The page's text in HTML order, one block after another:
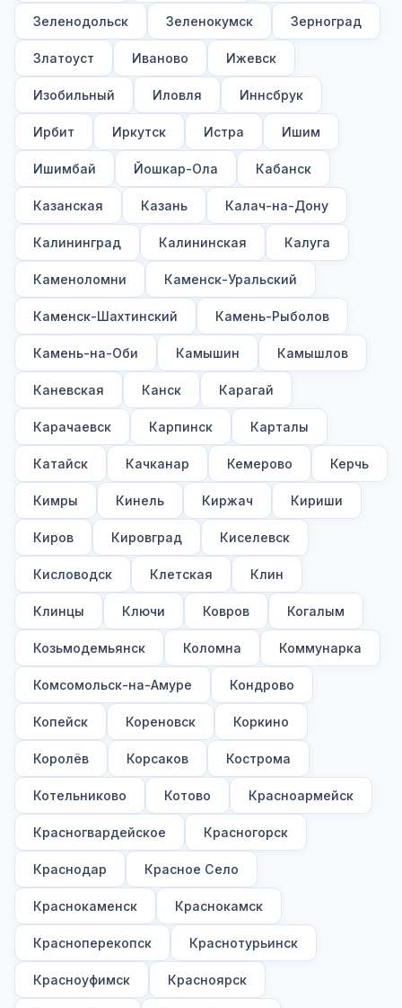
Зеленодольск Зеленокумск Зерноград
Златоуст Иваново Ижевск
Изобильный Иловля Иннсбрук
Ирбит Иркутск Истра Ишим
Ишимбай Йошкар-Ола Кабанск
Казанская Казань Калач-на-Дону
Калининград Калининская Калуга
Каменоломни Каменск-Уральский
Каменск-Шахтинский Камень-Рыболов
Камень-на-Оби Камышин Камышлов
Каневская Канск Карагай
Карачаевск Карпинск Карталы
Катайск Качканар Кемерово Керчь
Кимры Кинель Киржач Кириши
Киров Кировград Киселевск
Кисловодск Клетская Клин
Клинцы Ключи Ковров Когалым
Козьмодемьянск Коломна Коммунарка
Комсомольск-на-Амуре Кондрово
Копейск Кореновск Коркино
Королёв Корсаков Кострома
Котельниково Котово Красноармейск
Красногвардейское Красногорск
Краснодар Красное Село
Краснокаменск Краснокамск
Красноперекопск Краснотурьинск
Красноуфимск Красноярск